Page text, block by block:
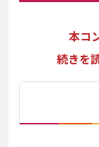
本コ
続きを